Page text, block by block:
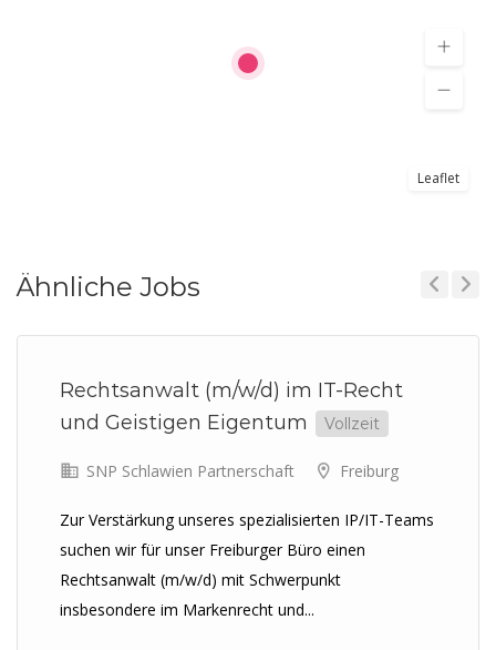
Leaflet
Ähnliche Jobs
Rechtsanwalt (m/w/d) im IT-Recht
und Geistigen Eigentum
Vollzeit
SNP Schlawien Partnerschaft Freiburg
Zur Verstärkung unseres spezialisierten IP/IT-Teams
suchen wir für unser Freiburger Büro einen
Rechtsanwalt (m/w/d) mit Schwerpunkt
insbesondere im Markenrecht und...